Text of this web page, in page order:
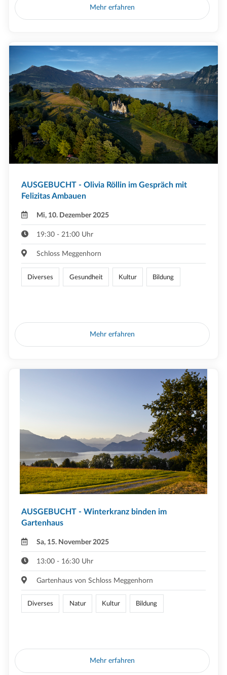
Mehr erfahren
AUSGEBUCHT - Olivia Röllin im Gespräch mit
Felizitas Ambauen
Mi, 10. Dezember 2025
19:30 - 21:00 Uhr
Schloss Meggenhorn
Diverses Gesundheit Kultur Bildung
Mehr erfahren
AUSGEBUCHT - Winterkranz binden im
Gartenhaus
Sa, 15. November 2025
13:00 - 16:30 Uhr
Gartenhaus von Schloss Meggenhorn
Diverses Natur Kultur Bildung
Mehr erfahren